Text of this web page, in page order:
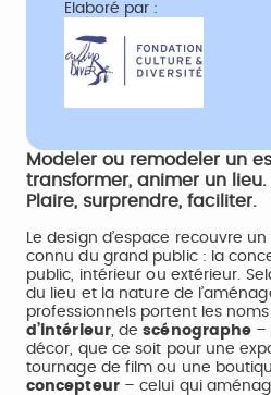
Elaboré par :
Modeler ou remodeler un
transformer, animer un
Plaire, surprendre, faciliter.
Le design d’espace recouvre
connu du grand public : la
public, intérieur ou extérieur.
du lieu et la nature de
professionnels portent les noms
d’intérieur, descénographe –
décor, que ce soit pour une
tournage de film ou une
concepteur– celui qui